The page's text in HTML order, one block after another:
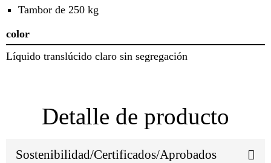
Tambor de 250 kg
color
Líquido translúcido claro sin segregación
Detalle de producto
Sostenibilidad/Certificados/Aprobados